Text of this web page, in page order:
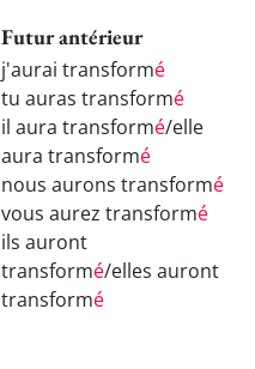
Futur antérieur
j'aurai transformé
tu auras transformé
il aura transformé/elle
aura transformé
nous aurons transformé
vous aurez transformé
ils auront
transformé/elles auront
transformé